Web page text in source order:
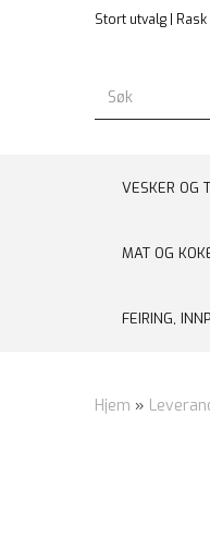
Stort utvalg |
VESKER OG
MAT OG
FEIRING,
Hjem »